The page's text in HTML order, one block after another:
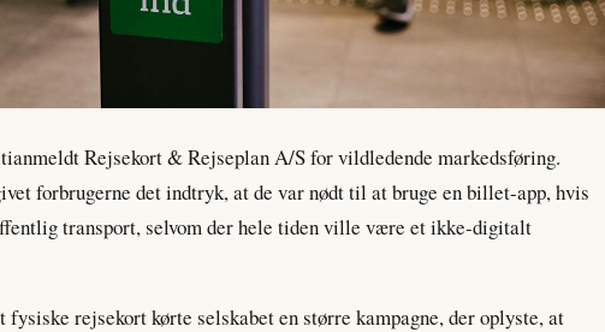
Rejsekort & Rejseplan A/S for vildledende markedsføring.
forbrugerne det indtryk, at de var nødt til at bruge en billet-app, hvis
transport, selvom der hele tiden ville være et ikke-digitalt
rejsekort kørte selskabet en større kampagne, der oplyste, at